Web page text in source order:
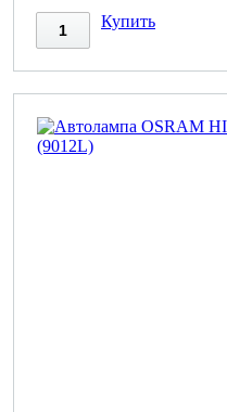
Купить